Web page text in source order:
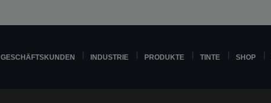
GESCHÄFTSKUNDEN INDUSTRIE PRODUKTE TINTE SHOP